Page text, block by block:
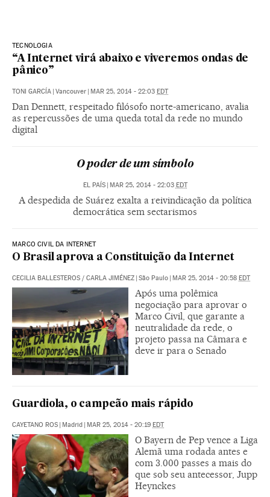
TECNOLOGIA
“A Internet virá abaixo e viveremos ondas de
pânico”
TONI GARCÍA Vancouver MAR 25, 2014 - 22:03 EDT
Dan Dennett, respeitado filósofo norte-americano, avalia
as repercussões de uma queda total da rede no mundo
digital
O poder de um símbolo
EL PAÍS MAR 25, 2014 - 22:03 EDT
A despedida de Suárez exalta a reivindicação da política
democrática sem sectarismos
MARCO CIVIL DA INTERNET
O Brasil aprova a Constituição da Internet
CECILIA BALLESTEROS / CARLA JIMÉNEZ São Paulo MAR 25, 2014 - 20:58 EDT
Após uma polêmica
negociação para aprovar o
Marco Civil, que garante a
neutralidade da rede, o
projeto passa na Câmara e
deve ir para o Senado
Guardiola, o campeão mais rápido
CAYETANO ROS Madrid MAR 25, 2014 - 20:19 EDT
O Bayern de Pep vence a Liga
Alemã uma rodada antes e
com 3.000 passes a mais do
que sob seu antecessor, Jupp
Heynckes